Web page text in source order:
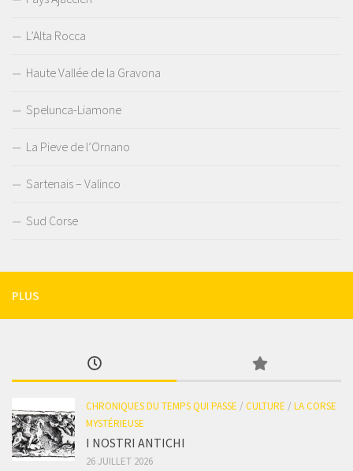
L’Alta Rocca
Haute Vallée de la Gravona
Spelunca-Liamone
La Pieve de l’Ornano
Sartenais – Valinco
Sud Corse
PLUS
CHRONIQUES DU TEMPS QUI PASSE / CULTURE / LA CORSE
MYSTÉRIEUSE
I NOSTRI ANTICHI
26 JUILLET 2026